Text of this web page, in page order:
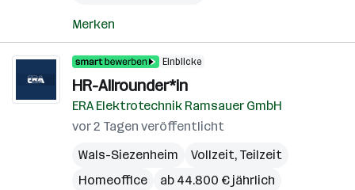
Merken
Einblicke
HR-Allrounder*in
ERA Elektrotechnik Ramsauer GmbH
vor 2 Tagen veröffentlicht
Wals-Siezenheim
Vollzeit, Teilzeit
Homeoffice
ab 44.800 € jährlich